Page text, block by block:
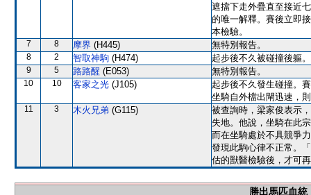
遮擋下走外疊直至接近
的唯一解釋。賽後立即
本檢驗。
7 8 摩界 (H445) 無特別報告。
8 2 智取神駒 (H474) 起步後不久被碰撞後軀。
9 5 路路醒 (E053) 無特別報告。
10 10 客家之光 (J105)
起步後不久發生碰撞。
坐騎自外檔出閘迅速，
11 3 木火兄弟 (G115)
被查詢時，梁家俊表示
失地。他說，坐騎在此
而在坐騎處於不具競爭
發現此駒心律不正常。
估的獸醫檢驗後，才可
勝出馬匹血統